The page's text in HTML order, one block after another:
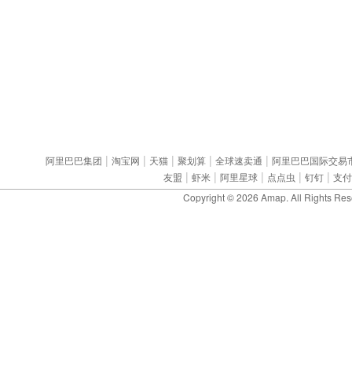
阿里巴巴集团 | 淘宝网 | 天猫| 聚划算| 全球速卖通 | 阿里巴巴国际交易
友盟 | 虾米 | 阿里星球 | 点点虫 | 钉钉 | 支
Copyright © 2026 Amap. All Rights